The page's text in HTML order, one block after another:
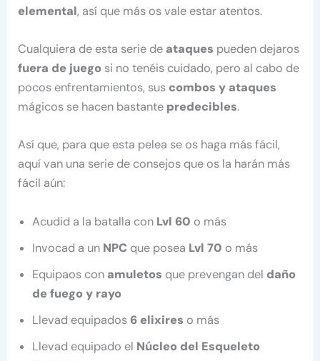
elemental, así que más os vale estar atentos.
Cualquiera de esta serie de ataques pueden dejaros
fuera de juego si no tenéis cuidado, pero al cabo de
pocos enfrentamientos, sus combos y ataques
mágicos se hacen bastante predecibles.
Así que, para que esta pelea se os haga más fácil,
aquí van una serie de consejos que os la harán más
fácil aún:
Acudid a la batalla con Lvl 60 o más
Invocad a un NPC que posea Lvl 70 o más
Equipaos con amuletos que prevengan del daño
de fuego y rayo
Llevad equipados 6 elixires o más
Llevad equipado el Núcleo del Esqueleto